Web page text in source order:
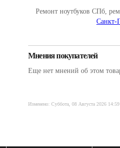
Ремонт ноутбуков СПб,
Санкт-
Мнения покупателей
Еще нет мнений об этом
Изменено: Суббота, 08 Августа 2026 14:59